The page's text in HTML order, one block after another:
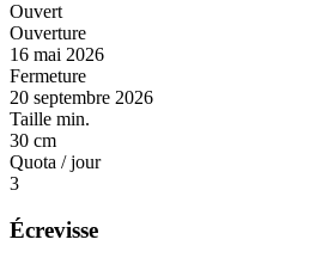
Ouvert
Ouverture
16 mai 2026
Fermeture
20 septembre 2026
Taille min.
30 cm
Quota / jour
3
Écrevisse